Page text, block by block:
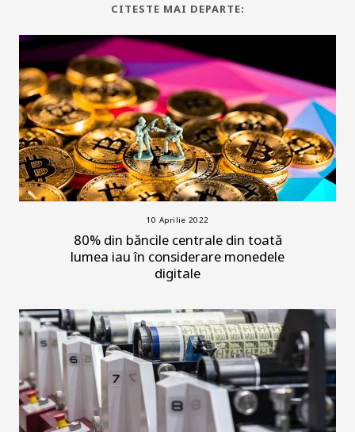
CITESTE MAI DEPARTE:
10 Aprilie 2022
80% din băncile centrale din toată
lumea iau în considerare monedele
digitale